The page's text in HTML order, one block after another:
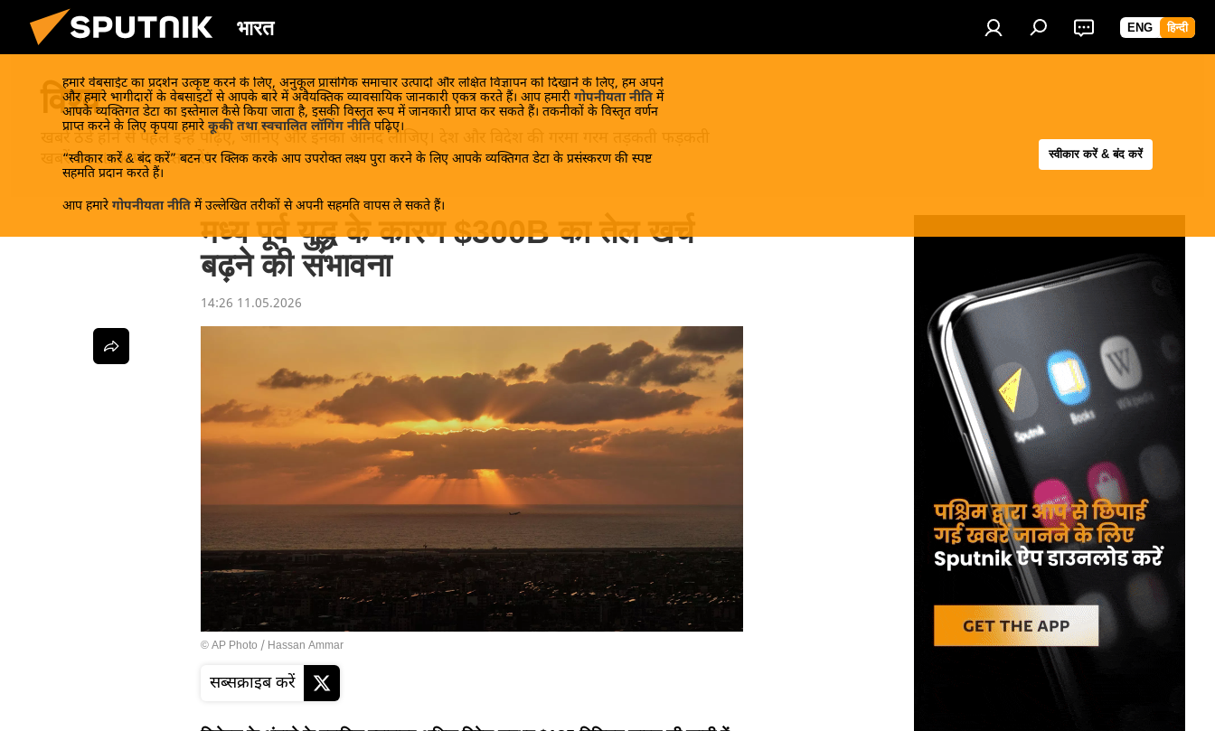
भारत ENG हिन्दी
हमारे वेबसाईट का प्रदर्शन उत्कृष्ट करने के लिए, अनुकूल प्रासंगिक समाचार उत्पादों और लक्षित विज्ञापन को दिखाने के लिए, हम अपने
और हमारे भागीदारों के वेबसाइटों से आपके बारे में अवैयक्तिक व्यावसायिक जानकारी एकत्र करते हैं। आप हमारी गोपनीयता नीति में
आपके व्यक्तिगत डेटा का इस्तेमाल कैसे किया जाता है, इसकी विस्तृत रूप में जानकारी प्राप्त कर सकते हैं। तकनीकों के विस्तृत वर्णन
प्राप्त करने के लिए कृपया हमारे कूकी तथा स्वचालित लॉगिंग नीति पढ़िए।
“स्वीकार करें & बंद करें” बटन पर क्लिक करके आप उपरोक्त लक्ष्य पुरा करने के लिए आपके व्यक्तिगत डेटा के प्रसंस्करण की स्पष्ट
सहमति प्रदान करते हैं।
आप हमारे गोपनीयता नीति में उल्लेखित तरीकों से अपनी सहमति वापस ले सकते हैं।
स्वीकार करें & बंद करें
विश्व
खबरें ठंडे होने से पहले इन्हें पढ़िए, जानिए और इनका आनंद लीजिए। देश और विदेश की गरमा गरम तड़कती फड़कती
खबरें Sputnik पर प्राप्त करें!
मध्य पूर्व युद्ध के कारण $300B का तेल खर्च
बढ़ने की संभावना
14:26 11.05.2026
© AP Photo / Hassan Ammar
सब्सक्राइब करें